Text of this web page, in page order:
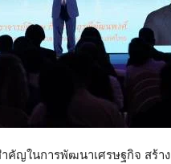
คัญในการพัฒนาเศรษฐกิจ สร้า